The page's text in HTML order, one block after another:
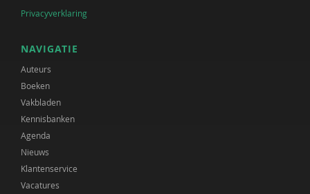
Privacyverklaring
NAVIGATIE
Auteurs
Boeken
Vakbladen
Kennisbanken
Agenda
Nieuws
Klantenservice
Vacatures